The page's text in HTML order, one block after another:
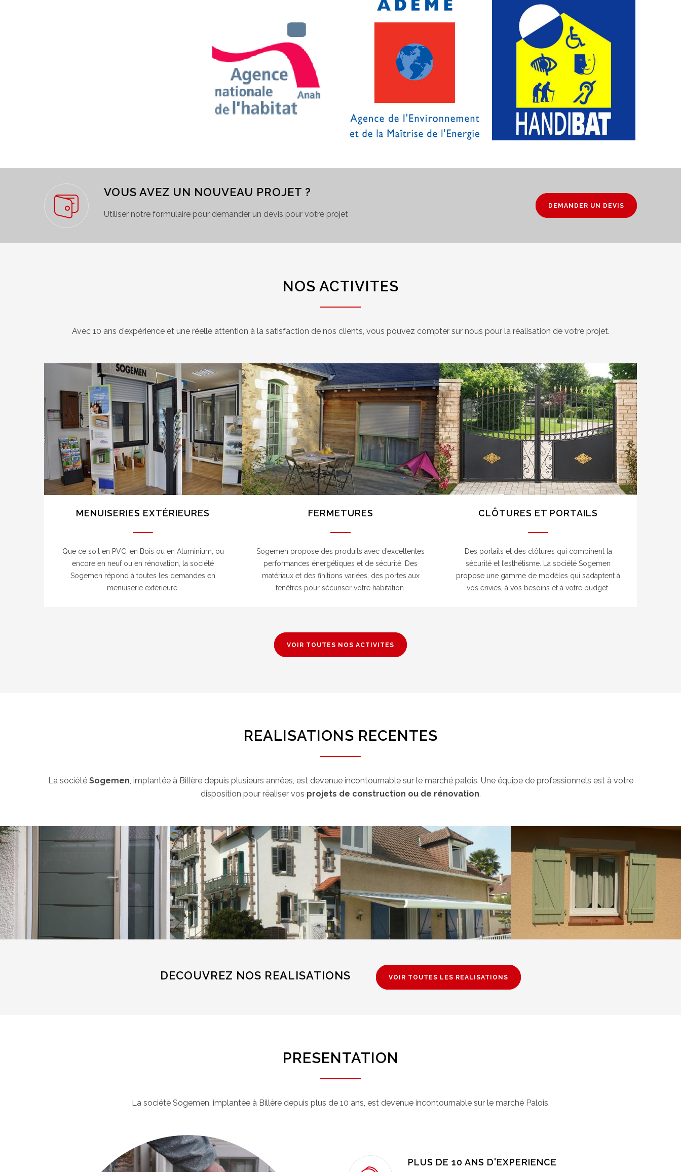
VOUS AVEZ UN NOUVEAU PROJET ?
Utiliser notre formulaire pour demander un devis pour votre projet
DEMANDER UN DEVIS
NOS ACTIVITES
Avec 10 ans d’expérience et une réelle attention à la satisfaction de nos clients, vous pouvez compter sur nous pour la réalisation de votre projet.
MENUISERIES EXTÉRIEURES
Que ce soit en PVC, en Bois ou en Aluminium, ou
encore en neuf ou en rénovation, la société
Sogemen répond à toutes les demandes en
menuiserie extérieure.
FERMETURES
Sogemen propose des produits avec d’excellentes
performances énergétiques et de sécurité. Des
matériaux et des finitions variées, des portes aux
fenêtres pour sécuriser votre habitation.
CLÔTURES ET PORTAILS
Des portails et des clôtures qui combinent la
sécurité et l’esthétisme. La société Sogemen
propose une gamme de modèles qui s’adaptent à
vos envies, à vos besoins et à votre budget.
VOIR TOUTES NOS ACTIVITES
REALISATIONS RECENTES
La société Sogemen, implantée à Billère depuis plusieurs années, est devenue incontournable sur le marché palois. Une équipe de professionnels est à votre
disposition pour réaliser vos projets de construction ou de rénovation.
Porte entrée rénovation aluminium modèle yoga Rénovation Bâtiment FENÊTRE PVC
VOIR LE PROJET
Store extérieur & porte de garage
VOIR LE PROJET
Porte entrée rénovation fermeture ancienne grange
VOIR LE PROJET
DECOUVREZ NOS REALISATIONS VOIR TOUTES LES REALISATIONS
PRESENTATION
La société Sogemen, implantée à Billère depuis plus de 10 ans, est devenue incontournable sur le marché Palois.
PLUS DE 10 ANS D'EXPERIENCE